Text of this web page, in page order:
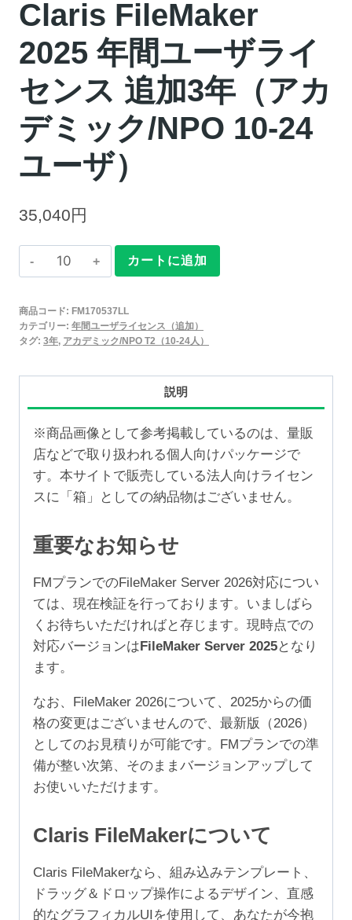
Claris FileMaker
2025 年間ユーザライ
センス 追加3年（アカ
デミック/NPO 10-24
ユーザ）
35,040円
Claris
FileMaker
年
間
ザ
ラ
イ
セ
ン
追
加
3
年
（ア
カ
デ
ッ
ク/NPO
10-
24
ユ
ザ）
カートに追加
商品コード: FM170537LL
カテゴリー: 年間ユーザライセンス（追加）
タグ: 3年, アカデミック/NPO T2（10-24人）
説明
※商品画像として参考掲載しているのは、量販
店などで取り扱われる個人向けパッケージで
す。本サイトで販売している法人向けライセン
スに「箱」としての納品物はございません。
重要なお知らせ
FMプランでのFileMaker Server 2026対応につい
ては、現在検証を行っております。いましばら
くお待ちいただければと存じます。現時点での
対応バージョンは FileMaker Server 2025となり
ます。
なお、FileMaker 2026について、2025からの価
格の変更はございませんので、最新版（2026）
としてのお見積りが可能です。FMプランでの準
備が整い次第、そのままバージョンアップして
お使いいただけます。
Claris FileMakerについて
Claris FileMakerなら、組み込みテンプレート、
ドラッグ＆ドロップ操作によるデザイン、直感
的なグラフィカルUIを使用して、あなたが今抱